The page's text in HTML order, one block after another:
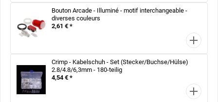
Bouton Arcade - Illuminé - motif interchangeable -
diverses couleurs
2,61 € *
Crimp - Kabelschuh - Set (Stecker/Buchse/Hülse)
2.8/4.8/6,3mm - 180-teilig
4,54 € *